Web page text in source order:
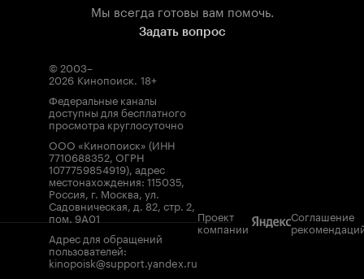
Мы всегда готовы вам помочь.
Задать вопрос
© 2003–
2026 Кинопоиск. 18+
Федеральные каналы
доступны для бесплатного
просмотра круглосуточно
ООО «Кинопоиск» (ИНН
7710688352, ОГРН
1077759854919), адрес
местонахождения: 115035,
Россия, г. Москва, ул.
Садовническая, д. 82, стр. 2,
пом. 9А01
Адрес для обращений
пользователей:
kinopoisk@support.yandex.ru
Проект
компании
Соглашение